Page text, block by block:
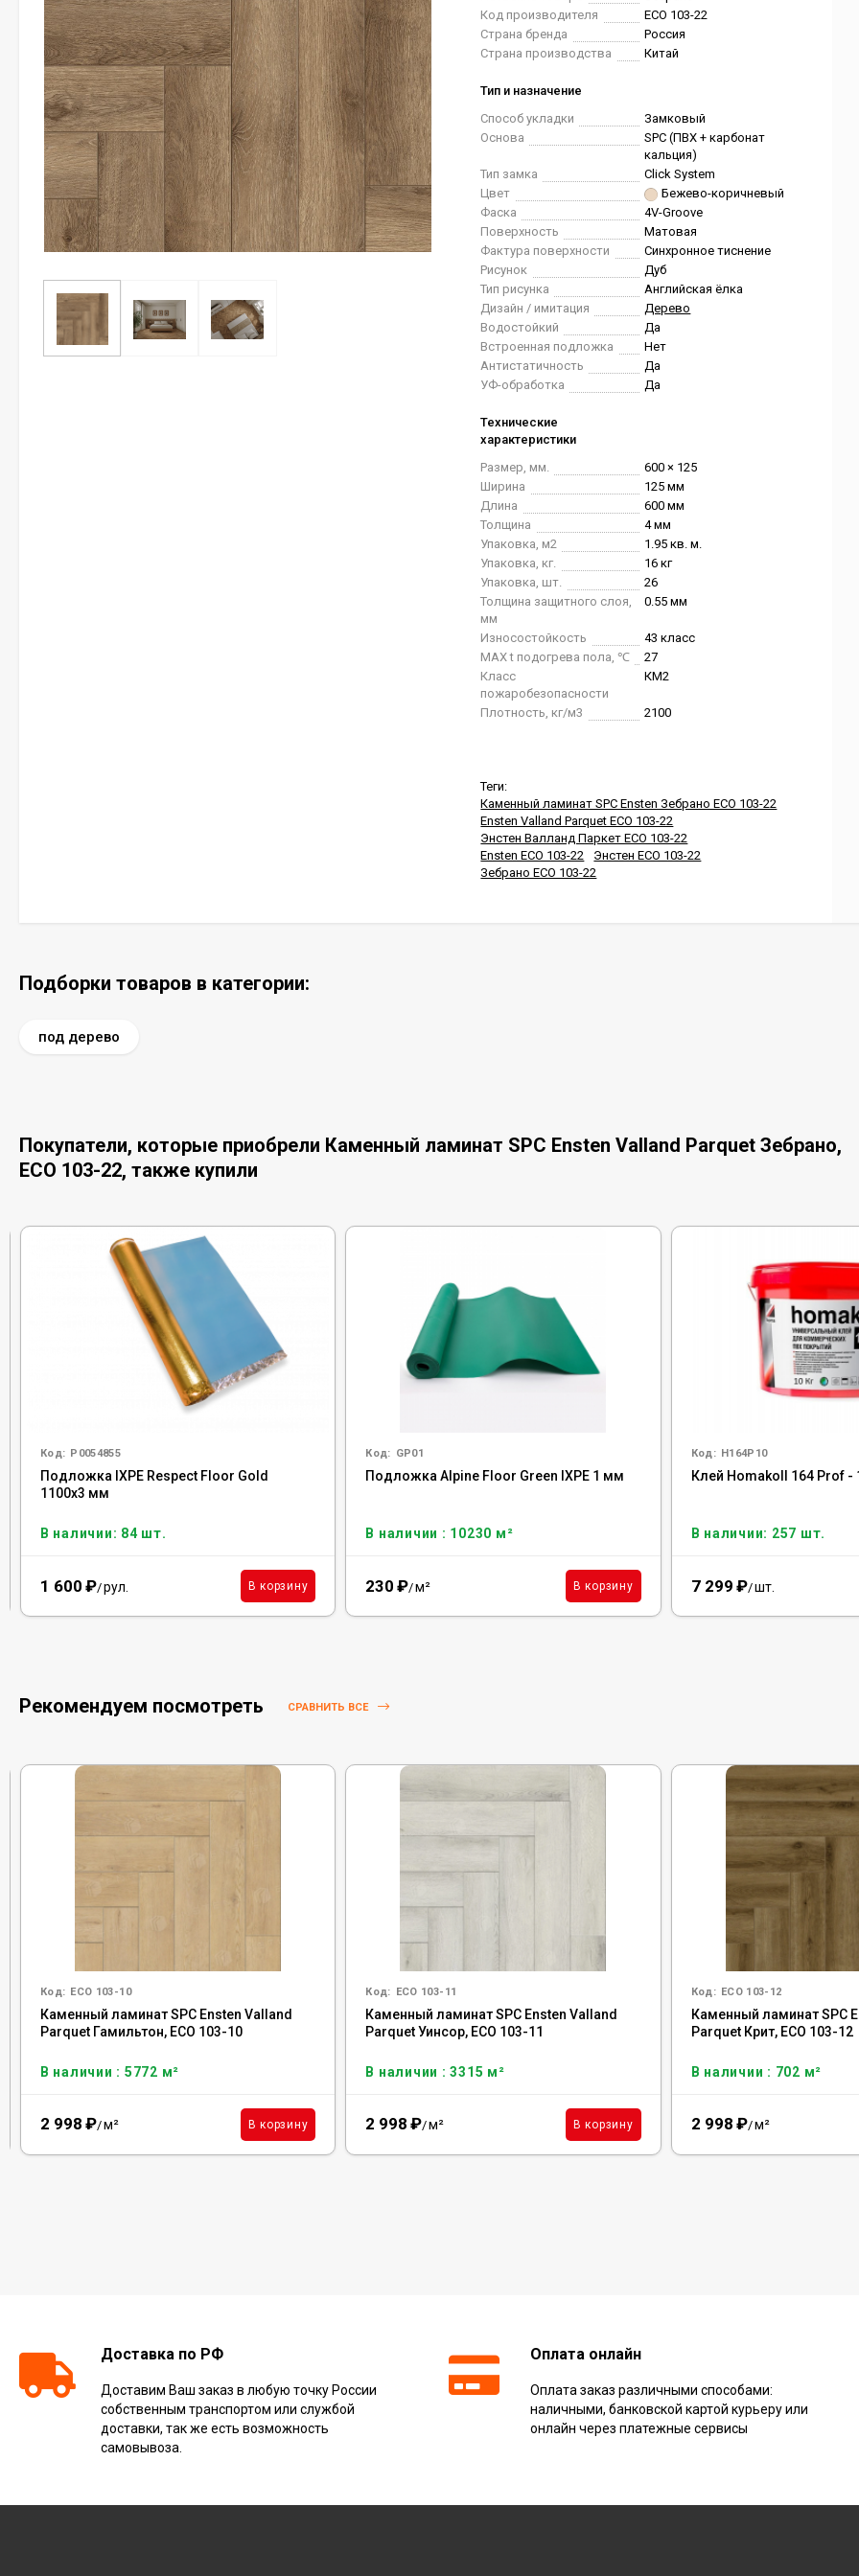
Код производителя
ECO 103-22
Страна бренда
Россия
Страна производства
Китай
Тип и назначение
Способ укладки
Замковый
Основа
SPC (ПВХ + карбонат
кальция)
Тип замка
Click System
Цвет
Бежево-коричневый
Фаска
4V-Groove
Поверхность
Матовая
Фактура поверхности
Синхронное тиснение
Рисунок
Дуб
Тип рисунка
Английская ёлка
Дизайн / имитация
Дерево
Водостойкий
Да
Встроенная подложка
Нет
Антистатичность
Да
УФ-обработка
Да
Технические
характеристики
Размер, мм.
600 × 125
Ширина
125 мм
Длина
600 мм
Толщина
4 мм
Упаковка, м2
1.95 кв. м.
Упаковка, кг.
16 кг
Упаковка, шт.
26
Толщина защитного слоя,
мм
0.55 мм
Износостойкость
43 класс
MAX t подогрева пола, ℃
27
Класс
пожаробезопасности
КМ2
Плотность, кг/м3 2100
Теги:
Каменный ламинат SPC Ensten Зебрано ECO 103-22
Ensten Valland Parquet ECO 103-22
Энстен Валланд Паркет ECO 103-22
Ensten ECO 103-22
Энстен ECO 103-22
Зебрано ECO 103-22
Подборки товаров в категории:
под дерево
Покупатели, которые приобрели Каменный ламинат SPC Ensten Valland Parquet Зебрано,
ECO 103-22, также купили
Код: Р0054855
Подложка IXPE Respect Floor Gold
1100х3 мм
В наличии: 84 шт.
1 600 ₽/рул. В корзину
Код: GP01
Подложка Alpine Floor Green IXPE 1 мм
В наличии : 10230 м²
230 ₽/м² В корзину
Код: H164P10
Клей Homakoll 164 Prof -
В наличии: 257 шт.
7 299 ₽/шт.
Рекомендуем посмотреть СРАВНИТЬ ВСЕ
Код: ECO 103-10
Каменный ламинат SPC Ensten Valland
Parquet Гамильтон, ECO 103-10
В наличии : 5772 м²
2 998 ₽/м² В корзину
Код: ECO 103-11
Каменный ламинат SPC Ensten Valland
Parquet Уинсор, ECO 103-11
В наличии : 3315 м²
2 998 ₽/м² В корзину
Код: ECO 103-12
Каменный ламинат SPC
Parquet Крит, ECO 103-12
В наличии : 702 м²
2 998 ₽/м²
Доставка по РФ
Доставим Ваш заказ в любую точку России
собственным транспортом или службой
доставки, так же есть возможность
самовывоза.
Оплата онлайн
Оплата заказ различными способами:
наличными, банковской картой курьеру или
онлайн через платежные сервисы